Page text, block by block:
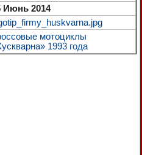
Июнь 2014
мотоциклы
1993 года